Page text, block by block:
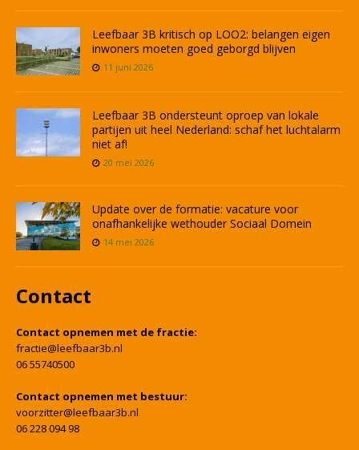
Leefbaar 3B kritisch op LOO2: belangen eigen
inwoners moeten goed geborgd blijven
11 juni 2026
Leefbaar 3B ondersteunt oproep van lokale
partijen uit heel Nederland: schaf het luchtalarm
niet af!
20 mei 2026
Update over de formatie: vacature voor
onafhankelijke wethouder Sociaal Domein
14 mei 2026
Contact
Contact opnemen met de fractie:
fractie@leefbaar3b.nl
06 55740500
Contact opnemen met bestuur:
voorzitter@leefbaar3b.nl
06 228 094 98